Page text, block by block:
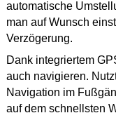
automatische
man auf Wunsch
Verzögerung.
Dank integriertem
auch navigieren.
Navigation im
auf dem schnellsten